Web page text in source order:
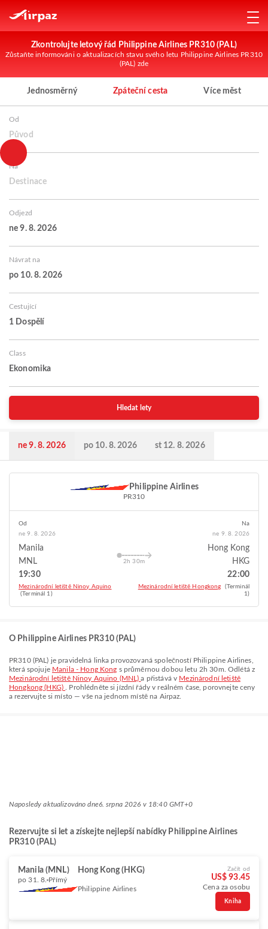
Zkontrolujte letový řád Philippine Airlines PR310 (PAL)
Zůstaňte informováni o aktualizacích stavu svého letu Philippine Airlines PR310
(PAL) zde
Jednosměrný Zpáteční cesta Více měst
Od
Původ
Na
Destinace
Odjezd
ne 9. 8. 2026
Návrat na
po 10. 8. 2026
Cestující
1 Dospělí
Class
Ekonomika
Hledat lety
ne 9. 8. 2026 po 10. 8. 2026 st 12. 8. 2026
Philippine Airlines
PR310
Od
ne 9. 8. 2026
Manila
MNL
19:30
Mezinárodní letiště Ninoy Aquino
(Terminál 1)
2h 30m
Na
ne 9. 8. 2026
Hong Kong
HKG
22:00
Mezinárodní letiště Hongkong
(Terminál
1)
O Philippine Airlines PR310 (PAL)
PR310(PAL) je pravidelná linka provozovaná společností Philippine Airlines
která spojuje Manila - Hong Kong s průměrnou dobou letu 2h 30m . Odlétá z
Mezinárodní letiště Ninoy Aquino (MNL)a přistává v Mezinárodní letiště
Hongkong (HKG)
. Prohlédněte si jízdní řády v reálném čase, porovnejte ceny
a rezervujte si místo — vše na jednom místě na Airpaz.
Naposledy aktualizováno dne6. srpna 2026 v 18:40 GMT+0
Rezervujte si let a získejte nejlepší nabídky Philippine Airlines
PR310 (PAL)
Manila (MNL) Hong Kong (HKG)
po 31. 8. Přímý
Philippine Airlines
Začít od
US$ 93.45
Cena za osobu
Kniha